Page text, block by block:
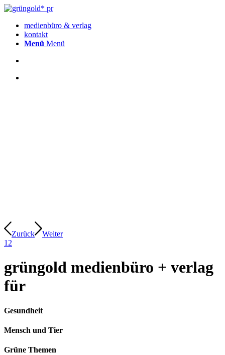
medienbüro & verlag
kontakt
Menü Menü
Zurück
Weiter
1 2
grüngold medienbüro + verlag
für
Gesundheit
Mensch und Tier
Grüne Themen